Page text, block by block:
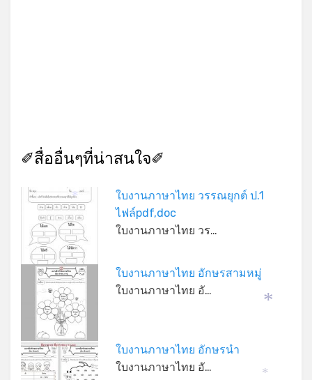
✐สื่ออื่นๆที่น่าสนใจ✐
ใบงานภาษาไทย วรรณยุกต์ ป.1
ไฟล์pdf,doc
ใบงานภาษาไทย วร…
ใบงานภาษาไทย อักษรสามหมู่
ใบงานภาษาไทย อั…
ใบงานภาษาไทย อักษรนำ
ใบงานภาษาไทย อั…
*